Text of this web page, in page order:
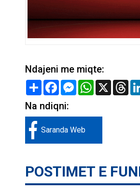
Ndajeni me miqte:
Share FacebookMessenger
WhatsApp
X
Na ndiqni:
Saranda Web
POSTIMET E